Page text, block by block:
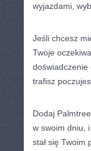
wyjazdami,
Jeśli chcesz
Twoje
trafisz
Dodaj
w swoim dniu,
stał się Twoim